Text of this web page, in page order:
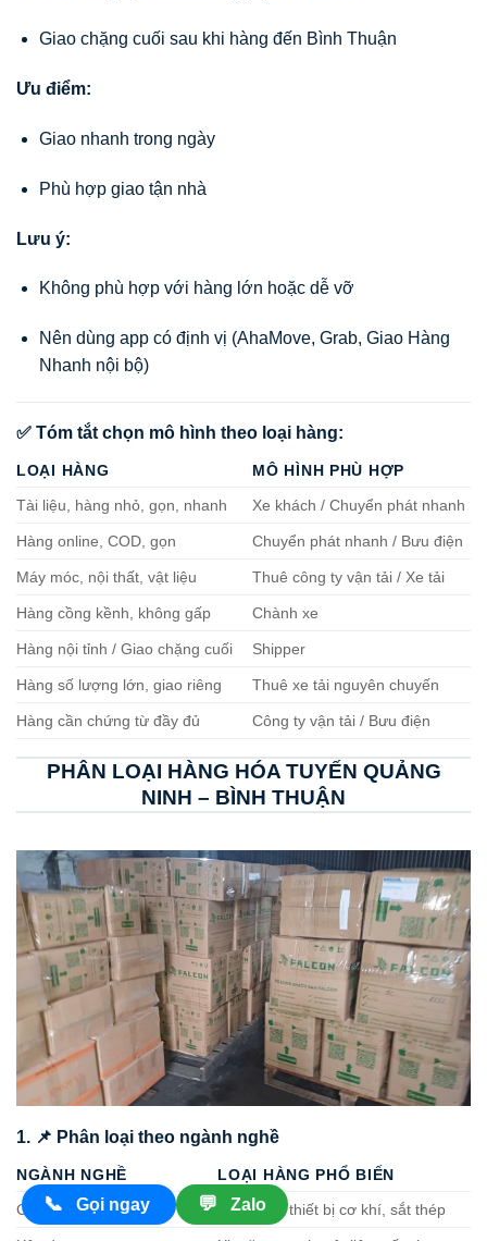
📞 Gọi ngay 💬 Zalo
Giao chặng cuối sau khi hàng đến Bình Thuận
Ưu điểm:
Giao nhanh trong ngày
Phù hợp giao tận nhà
Lưu ý:
Không phù hợp với hàng lớn hoặc dễ vỡ
Nên dùng app có định vị (AhaMove, Grab, Giao Hàng
Nhanh nội bộ)
✅ Tóm tắt chọn mô hình theo loại hàng:
LOẠI HÀNG
MÔ HÌNH PHÙ HỢP
Tài liệu, hàng nhỏ, gọn, nhanh
Xe khách / Chuyển phát nhanh
Hàng online, COD, gọn Chuyển phát nhanh / Bưu điện
Máy móc, nội thất, vật liệu Thuê công ty vận tải / Xe tải
Hàng cồng kềnh, không gấp Chành xe
Hàng nội tỉnh / Giao chặng cuối Shipper
Hàng số lượng lớn, giao riêng Thuê xe tải nguyên chuyến
Hàng cần chứng từ đầy đủ Công ty vận tải / Bưu điện
PHÂN LOẠI HÀNG HÓA TUYẾN QUẢNG
NINH – BÌNH THUẬN
1. 📌 Phân loại theo ngành nghề
NGÀNH NGHỀ
LOẠI HÀNG PHỔ BIẾN
Công nghiệp nặng
Máy móc, thiết bị cơ khí, sắt thép